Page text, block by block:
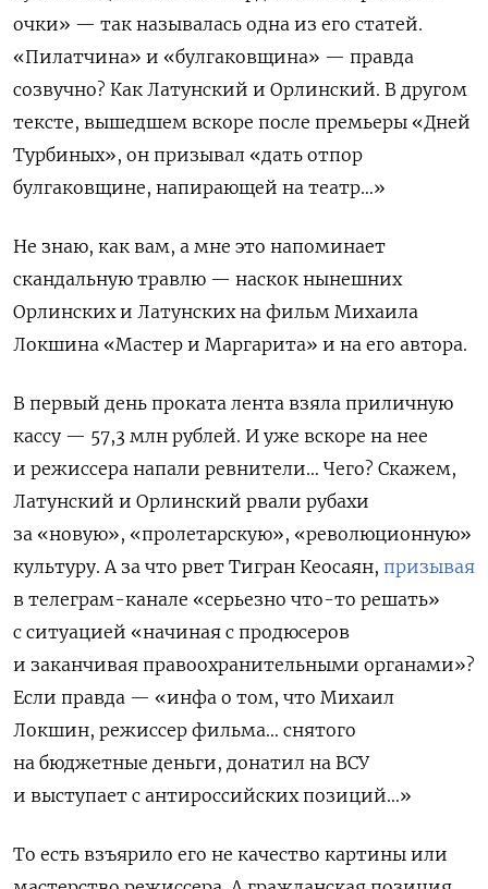
очки» — так называлась одна из его статей.
«Пилатчина» и «булгаковщина» — правда
созвучно? Как Латунский и Орлинский. В другом
тексте, вышедшем вскоре после премьеры «Дней
Турбиных», он призывал «дать отпор
булгаковщине, напирающей на театр…»
Не знаю, как вам, а мне это напоминает
скандальную травлю — наскок нынешних
Орлинских и Латунских на фильм Михаила
Локшина «Мастер и Маргарита» и на его автора.
В первый день проката лента взяла приличную
кассу — 57,3 млн рублей. И уже вскоре на нее
и режиссера напали ревнители… Чего? Скажем,
Латунский и Орлинский рвали рубахи
за «новую», «пролетарскую», «революционную»
культуру. А за что рвет Тигран Кеосаян, призывая
в телеграм-канале «серьезно что-то решать»
с ситуацией «начиная с продюсеров
и заканчивая правоохранительными органами»?
Если правда — «инфа о том, что Михаил
Локшин, режиссер фильма… снятого
на бюджетные деньги, донатил на ВСУ
и выступает с антироссийских позиций…»
То есть взъярило его не качество картины или